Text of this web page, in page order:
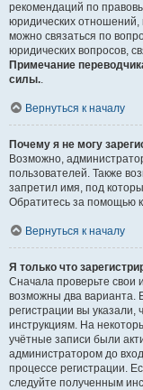
рекомендаций по
юридических отношений,
можно связаться по
юридических вопросов,
Примечание
силы..
Вернуться к началу
Почему я не могу
Возможно,
пользователей. Также
запретил имя, под
Обратитесь за помощью
Вернуться к началу
Я только что
Сначала проверьте свои
возможны два варианта.
регистрации вы
инструкциям. На
учётные записи были
администратором до
процессе регистрации.
следуйте полученным